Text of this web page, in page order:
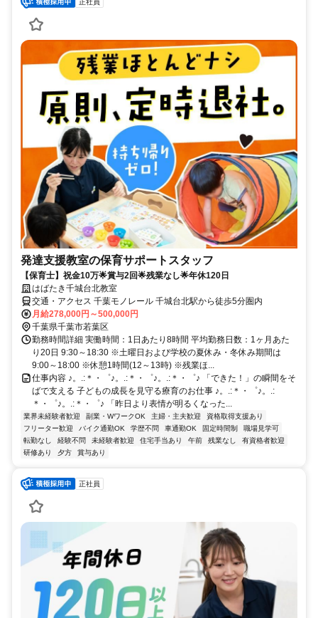
正社員
発達支援教室の保育サポートスタッフ
【保育士】祝金10万🌟賞与2回🌟残業なし🌟年休120日
はばたき千城台北教室
交通・アクセス 千葉モノレール 千城台北駅から徒歩5分圏内
月給278,000円～500,000円
千葉県千葉市若葉区
勤務時間詳細 実働時間：1日あたり8時間 平均勤務日数：1ヶ月あた
り20日 9:30～18:30 ※土曜日および学校の夏休み・冬休み期間は
9:00～18:00 ※休憩1時間(12～13時) ※残業ほ...
仕事内容 ♪。.:＊・゜♪。.:＊・゜♪。.:＊・゜♪ 「できた！」の瞬間をそ
ばで支える 子どもの成長を見守る療育のお仕事 ♪。.:＊・゜♪。.:
＊・゜♪。.:＊・゜♪ 「昨日より表情が明るくなった...
業界未経験者歓迎 副業・WワークOK 主婦・主夫歓迎
資格取得支援あり
フリーター歓迎
バイク通勤OK 学歴不問 車通勤OK 固定時間制
職場見学可
転勤なし
経験不問 未経験者歓迎 住宅手当あり 午前 残業なし
有資格者歓迎
研修あり
夕方 賞与あり
正社員